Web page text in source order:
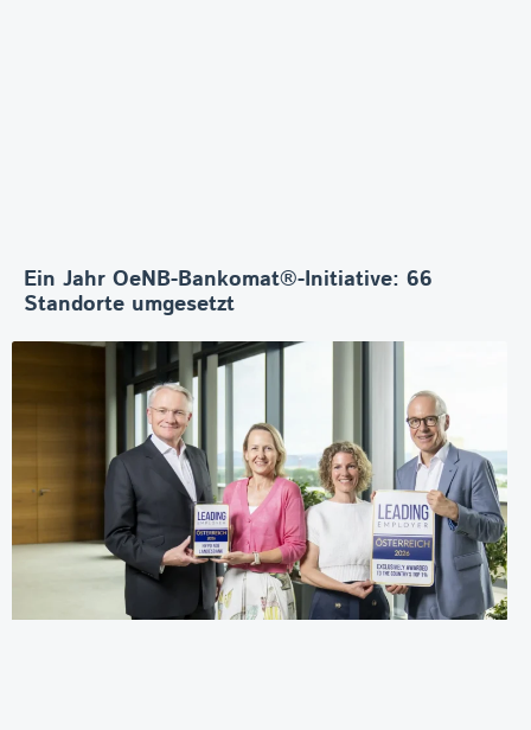
Ein Jahr OeNB-Bankomat®-Initiative: 66
Standorte umgesetzt